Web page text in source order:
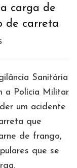
carga de
de carreta
Sanitária
a Polícia Militar
um acidente
que
de frango,
que se